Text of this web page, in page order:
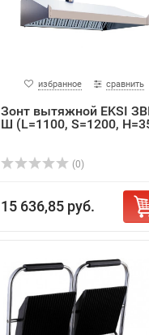
избранное сравнить
Зонт вытяжной EKSI
Ш (L=1100, S=1200,
(0)
15 636,85 руб.